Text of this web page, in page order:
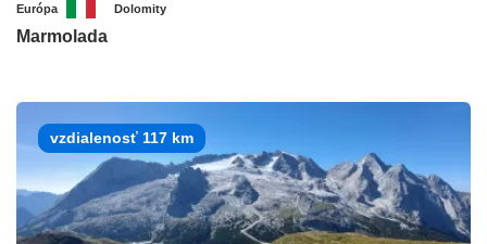
Európa Dolomity
Marmolada
vzdialenosť 117 km